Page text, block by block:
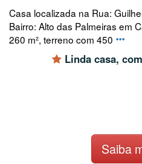
Casa localizada na Rua:
Bairro: Alto das Palmeiras em
260 m², terreno com 450
Linda casa,
Saiba